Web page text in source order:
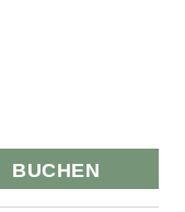
BUCHEN